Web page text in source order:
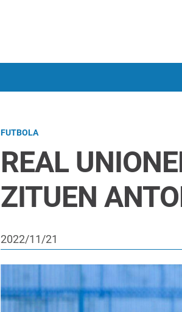
FUTBOLA
REAL
ZITUEN
2022/11/21